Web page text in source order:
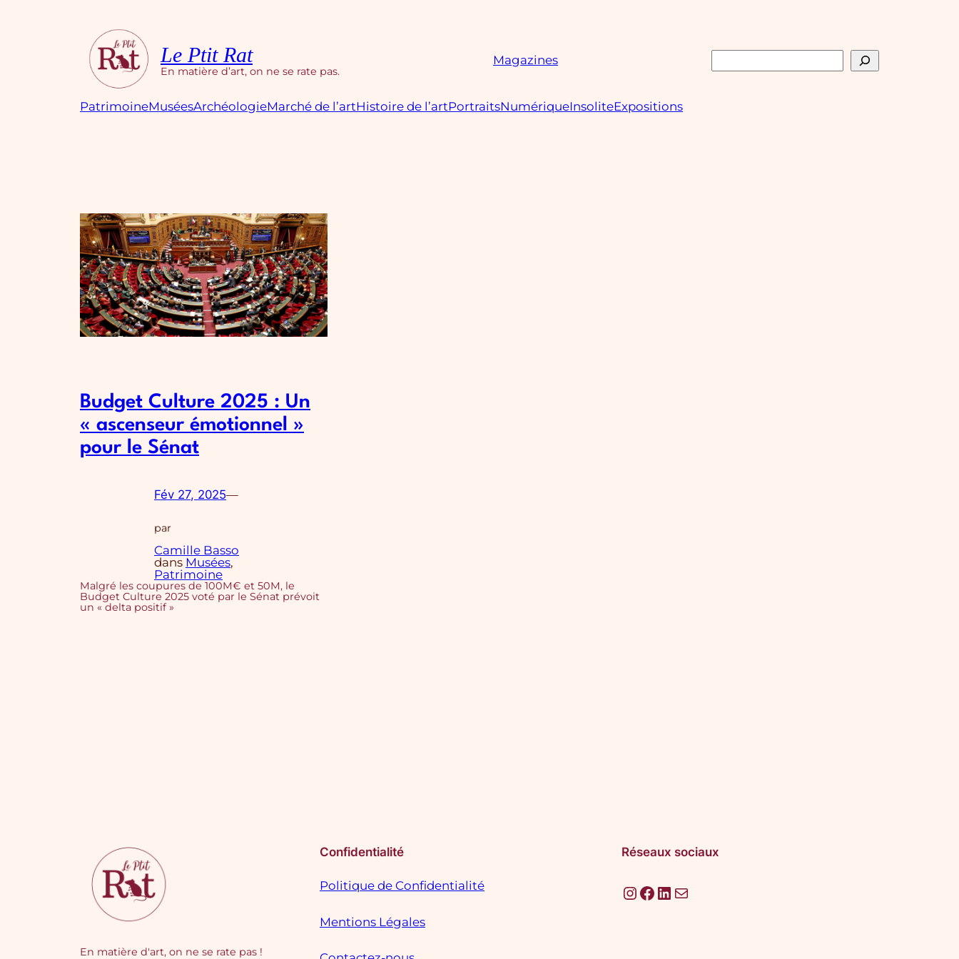
Le Ptit Rat
En matière d’art, on ne se rate pas.
Magazines Rechercher
PatrimoineMuséesArchéologieMarché de l’artHistoire de l’artPortraitsNumériqueInsoliteExpositions
Budget Culture 2025 : Un
« ascenseur émotionnel »
pour le Sénat
Fév 27, 2025—
par
Camille Basso
dans Musées
Patrimoine
Malgré les coupures de 100M€ et 50M, le
Budget Culture 2025 voté par le Sénat prévoit
un « delta positif »
En matière d'art, on ne se rate pas !
Confidentialité
Politique de Confidentialité
Mentions Légales
Réseaux sociaux
InstagramFacebook LinkedIn E-mail